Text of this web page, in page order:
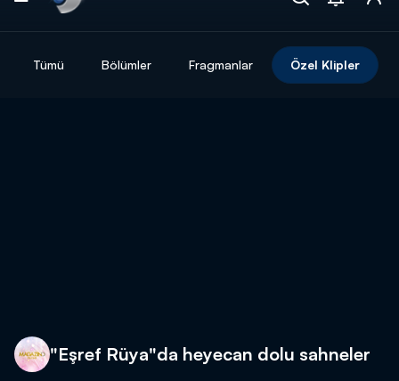
Tümü Bölümler Fragmanlar Özel Klipler
"Eşref Rüya"da heyecan dolu sahneler